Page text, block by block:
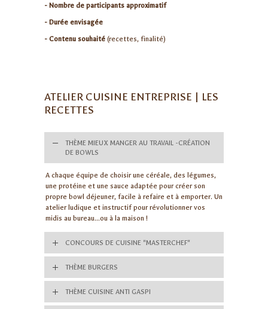
- Nombre de participants approximatif
- Durée envisagée
- Contenu souhaité (recettes, finalité)
ATELIER CUISINE ENTREPRISE | LES
RECETTES
THÈME MIEUX MANGER AU TRAVAIL -CRÉATION
DE BOWLS
A chaque équipe de choisir une céréale, des légumes,
une protéine et une sauce adaptée pour créer son
propre bowl déjeuner, facile à refaire et à emporter. Un
atelier ludique et instructif pour révolutionner vos
midis au bureau...ou à la maison !
CONCOURS DE CUISINE "MASTERCHEF"
THÈME BURGERS
THÈME CUISINE ANTI GASPI